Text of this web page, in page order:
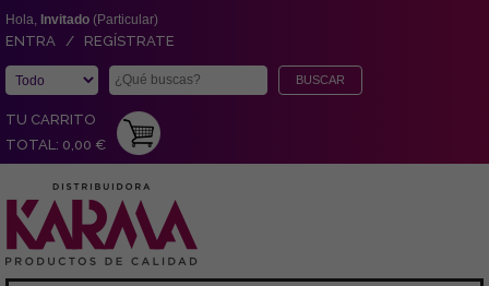
Hola, Invitado (Particular)
ENTRA / REGÍSTRATE
TU CARRITO
TOTAL: 0,00 €